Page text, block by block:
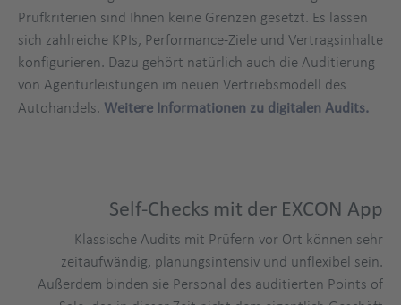
Prüfkriterien sind Ihnen keine Grenzen gesetzt. Es lassen
sich zahlreiche KPIs, Performance-Ziele und Vertragsinhalte
konfigurieren. Dazu gehört natürlich auch die Auditierung
von Agenturleistungen im neuen Vertriebsmodell des
Autohandels. Weitere Informationen zu digitalen Audits.
Self-Checks mit der EXCON App
Klassische Audits mit Prüfern vor Ort können sehr
zeitaufwändig, planungsintensiv und unflexibel sein.
Außerdem binden sie Personal des auditierten Points of